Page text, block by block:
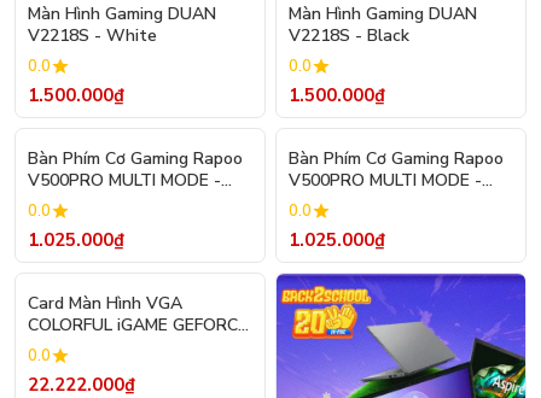
Màn Hình Gaming DUAN
V2218S - White
0.0
1.500.000₫
Màn Hình Gaming DUAN
V2218S - Black
0.0
1.500.000₫
Bàn Phím Cơ Gaming Rapoo
V500PRO MULTI MODE -
Switch Black
0.0
1.025.000₫
Bàn Phím Cơ Gaming Rapoo
V500PRO MULTI MODE -
Switch Red
0.0
1.025.000₫
Card Màn Hình VGA
COLORFUL iGAME GEFORCE
RTX 5070 ULTRA W OC
12GB-V
0.0
22.222.000₫